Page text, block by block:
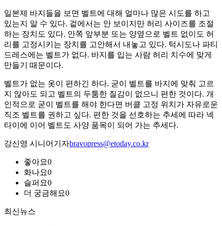
일본제 바지들을 보면 벨트에 대해 얼마나 많은 시도를 하고
있는지 알 수 있다. 겉에서는 안 보이지만 허리 사이즈를 조절
하는 장치도 있다. 안쪽 앞부분 또는 양옆으로 벨트 없이도 허
리를 고정시키는 장치를 고안해서 내놓고 있다. 턱시도나 파티
드레스에는 벨트가 없다. 바지를 입는 사람 허리 치수에 맞게
만들기 때문이다.
벨트가 없는 옷이 편하긴 하다. 굳이 벨트를 바지에 맞춰 고르
지 않아도 되고 벨트의 두툼한 질감이 없으니 편한 것이다. 개
인적으로 굳이 벨트를 해야 한다면 버클 고정 위치가 자유로운
직조 벨트를 권하고 싶다. 편한 것을 선호하는 추세에 따라 넥
타이에 이어 벨트도 사양 품목이 되어 가는 추세다.
강신영 시니어기자bravopress@etoday.co.kr
좋아요0
화나요0
슬퍼요0
더 궁금해요0
최신뉴스